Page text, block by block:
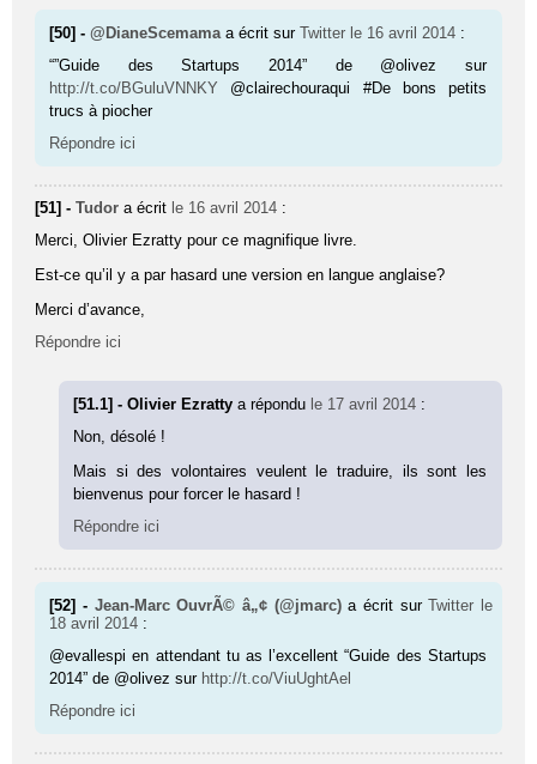
[50] -@DianeScemama a écrit surTwitter le 16 avril 2014 :
“”Guide des Startups 2014” de @olivez sur
http://t.co/BGuluVNNKY @clairechouraqui #De bons petits
trucs à piocher
Répondre ici
[51] -Tudor a écrit le 16 avril 2014 :
Merci, Olivier Ezratty pour ce magnifique livre.
Est-ce qu’il y a par hasard une version en langue anglaise?
Merci d’avance,
Répondre ici
[51.1] - Olivier Ezrattya répondu le 17 avril 2014 :
Non, désolé !
Mais si des volontaires veulent le traduire, ils sont les
bienvenus pour forcer le hasard !
Répondre ici
[52] - Jean-Marc OuvrÃ© â„¢ (@jmarc) a écrit surTwitter le
18 avril 2014 :
@evallespi en attendant tu as l’excellent “Guide des Startups
2014” de @olivez sur http://t.co/ViuUghtAel
Répondre ici